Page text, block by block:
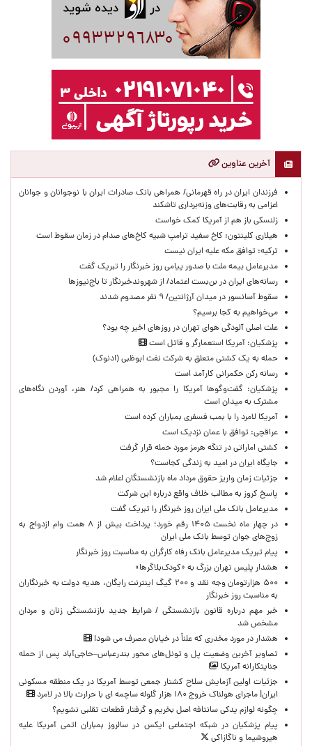
آخرین عناوین
​فرزندان ایران در راه قهرمانی/ همراهی بانک صادرات ایران با نوجوانان و جوانان
اعزامی به رقابت‌های وزنه‌برداری تاشکند
زلنسکی باز هم از آمریکا کمک خواست
هیلاری کلینتون: کاخ سفید ترامپ شبیه کاخ‌های صدام در زمان سقوط است
ترکیه: توافق مکه علیه ایران نیست
مدیرعامل بیمه ملت با صدور پیامی روز خبرنگار را تبریک گفت
رسانه‌های ایران در بن‌بست اعتماد/ از شهروندخبرنگار تا باج‌نیوزها
سقوط آسانسور در میدان آرژانتین/ ۹ نفر مصدوم شدند
می‌خواهیم به کجا برسیم؟
علت اصلی آلودگی هوای تهران در روزهای اخیر چه بود؟
پزشکیان: آمریکا استعمارگر و قاتل است
حمله به یک کشتی متعلق به شرکت نفت ابوظبی (ادنوک)
رسانه رکن حکمرانی کارآمد است
پزشکیان: گفت‌وگوها آمریکا را مجبور به همراهی کرد/ هنر، آوردن نگاه‌های
مشترک به میدان است
آمریکا لامرد را با بمب فسفری بمباران کرده است
عراقچی: توافق با عمان نزدیک است
کشتی اماراتی در تنگه هرمز مورد حمله قرار گرفت
جایگاه ایران در امید به زندگی کجاست؟
جزئیات زمان واریز حقوق مرداد ماه بازنشستگان اعلام شد
پاسخ کروز به مطالب خلاف واقع درباره این شرکت
مدیرعامل بانک ملی ایران روز خبرنگار را تبریک گفت
در چهار ماه نخست ۱۴۰۵ رقم خورد؛ پرداخت بیش از ۸ همت وام ازدواج به
زوج‌های جوان توسط بانک ملی ایران
پیام تبریک مدیرعامل بانک رفاه کارگران به مناسبت روز خبرنگار
هشدار پلیس تهران بزرگ به «کودک‌بلاگرها»
۵۰۰ هزارتومان وجه نقد و ۲۰۰ گیگ اینترنت رایگان، هدیه دولت به خبرنگاران
به مناسبت روز خبرنگار
خبر مهم درباره قانون بازنشستگی / شرایط جدید بازنشستگی زنان و مردان
مشخص شد
هشدار در مورد مخدری که علناً در خیابان مصرف می شود!
تصاویر آخرین وضعیت پل و تونل‌های محور بندرعباس–حاجی‌آباد پس از حمله
جنایتکارانه آمریکا
جزئیات اولین آزمایش سلاح کشتار جمعی توسط آمریکا در یک منطقه مسکونی
ایران| ماجرای هولناک خروج ۱۸۰ هزار گلوله ساچمه ای با حرارت بالا در لامرد
چگونه لوازم یدکی سانتافه اصل بخریم و گرفتار قطعات تقلبی نشویم؟
پیام پزشکیان در شبکه اجتماعی ایکس در سالروز بمباران اتمی آمریکا علیه
هیروشیما و ناگازاکی